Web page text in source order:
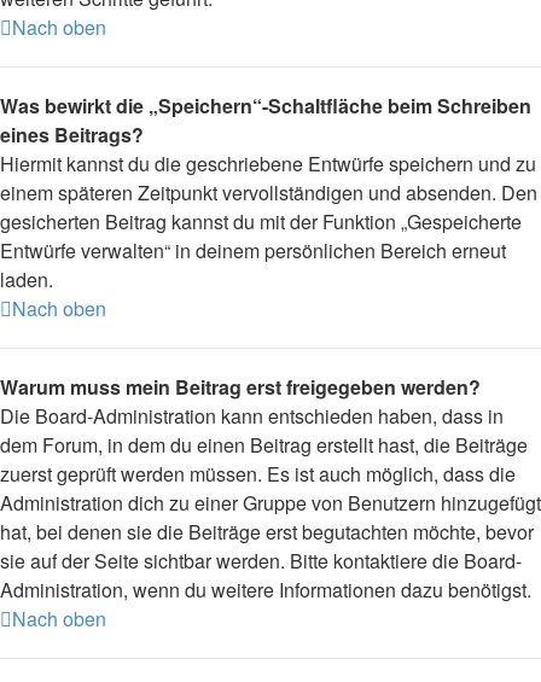
Nach oben
Was bewirkt die „Speichern“-Schaltfläche beim Schreiben
eines Beitrags?
Hiermit kannst du die geschriebene Entwürfe speichern und zu
einem späteren Zeitpunkt vervollständigen und absenden. Den
gesicherten Beitrag kannst du mit der Funktion „Gespeicherte
Entwürfe verwalten“ in deinem persönlichen Bereich erneut
laden.
Nach oben
Warum muss mein Beitrag erst freigegeben werden?
Die Board-Administration kann entschieden haben, dass in
dem Forum, in dem du einen Beitrag erstellt hast, die Beiträge
zuerst geprüft werden müssen. Es ist auch möglich, dass die
Administration dich zu einer Gruppe von Benutzern hinzugefügt
hat, bei denen sie die Beiträge erst begutachten möchte, bevor
sie auf der Seite sichtbar werden. Bitte kontaktiere die Board-
Administration, wenn du weitere Informationen dazu benötigst.
Nach oben